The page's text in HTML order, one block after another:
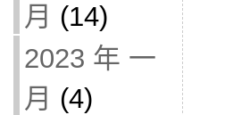
月 (14)
2023 年 一
月 (4)